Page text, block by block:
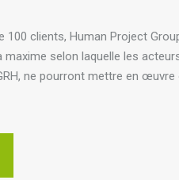
100 clients, Human Project
maxime selon laquelle les
ne pourront mettre en